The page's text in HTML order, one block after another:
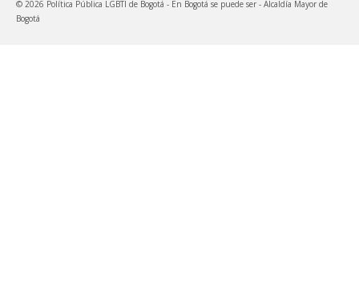
© 2026 Política Pública LGBTI de Bogotá - En Bogotá se puede ser - Alcaldía Mayor de
Bogotá